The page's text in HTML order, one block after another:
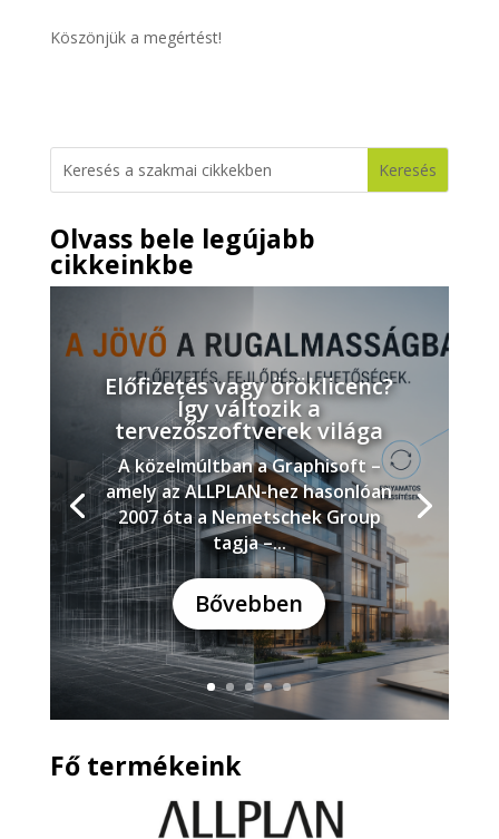
Köszönjük a megértést!
Olvass bele legújabb
cikkeinkbe
Előfizetés vagy öröklicenc?
Így változik a
tervezőszoftverek világa
A közelmúltban a Graphisoft –
amely az ALLPLAN-hez hasonlóan
2007 óta a Nemetschek Group
tagja –...
Bővebben
Fő termékeink